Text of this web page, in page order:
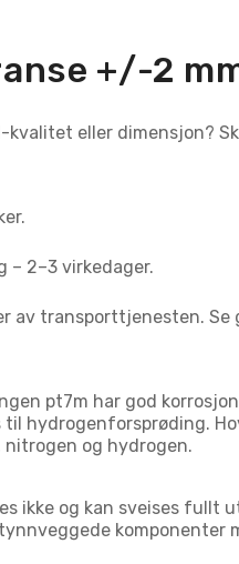
+/-2
kvalitet eller dimensjon?
– 2–3 virkedager.
av transporttjenesten. Se
pt7m har god
hydrogenforsprøding.
nitrogen og hydrogen.
ikke og kan sveises
komponenter